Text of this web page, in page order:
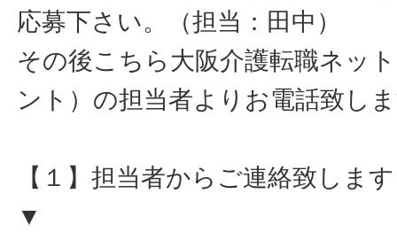
応募下さい。（担当：田中）
その後こちら大阪介護転職ネッ
ント）の担当者よりお電話致し
【１】担当者からご連絡致します
▼